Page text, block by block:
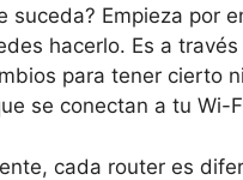
suceda? Empieza por
hacerlo. Es a
para tener cierto
se conectan a tu Wi-
cada router es